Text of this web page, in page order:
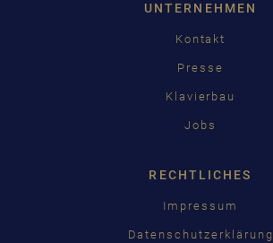
UNTERNEHMEN
Kontakt
Presse
Klavierbau
Jobs
RECHTLICHES
Impressum
Datenschutzerklärung